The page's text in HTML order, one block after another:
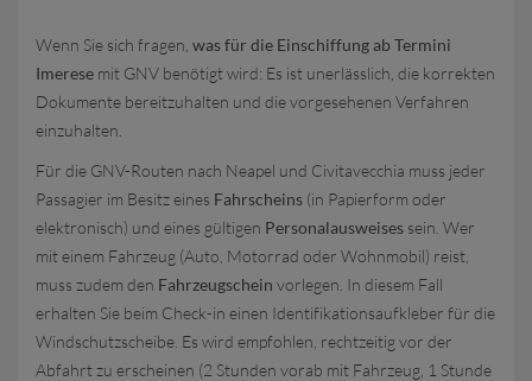
Wenn Sie sich fragen, was für die Einschiffung ab Termini
Imerese mit GNV benötigt wird: Es ist unerlässlich, die korrekten
Dokumente bereitzuhalten und die vorgesehenen Verfahren
einzuhalten.
Für die GNV-Routen nach Neapel und Civitavecchia muss jeder
Passagier im Besitz eines Fahrscheins (in Papierform oder
elektronisch) und eines gültigen Personalausweises sein. Wer
mit einem Fahrzeug (Auto, Motorrad oder Wohnmobil) reist,
muss zudem den Fahrzeugschein vorlegen. In diesem Fall
erhalten Sie beim Check-in einen Identifikationsaufkleber für die
Windschutzscheibe. Es wird empfohlen, rechtzeitig vor der
Abfahrt zu erscheinen (2 Stunden vorab mit Fahrzeug, 1 Stunde